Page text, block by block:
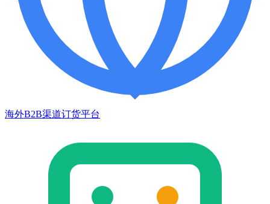
海外B2B渠道订货平台